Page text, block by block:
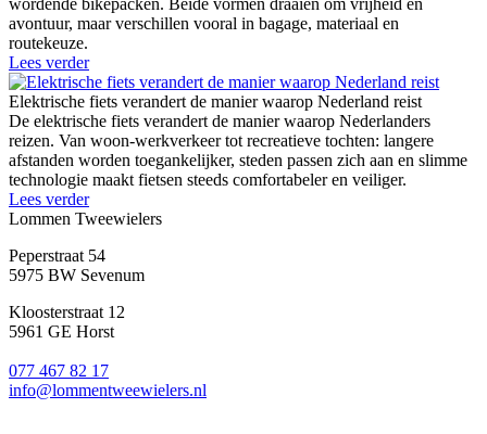
wordende bikepacken. Beide vormen draaien om vrijheid en
avontuur, maar verschillen vooral in bagage, materiaal en
routekeuze.
Lees verder
Elektrische fiets verandert de manier waarop Nederland reist
De elektrische fiets verandert de manier waarop Nederlanders
reizen. Van woon-werkverkeer tot recreatieve tochten: langere
afstanden worden toegankelijker, steden passen zich aan en slimme
technologie maakt fietsen steeds comfortabeler en veiliger.
Lees verder
Lommen Tweewielers
Peperstraat 54
5975 BW Sevenum
Kloosterstraat 12
5961 GE Horst
077 467 82 17
info@lommentweewielers.nl